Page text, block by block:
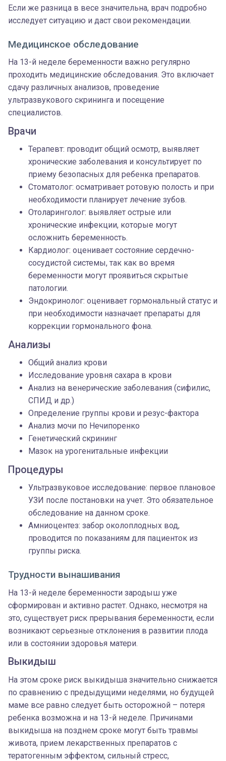
Если же разница в весе значительна, врач подробно
исследует ситуацию и даст свои рекомендации.
Медицинское обследование
На 13-й неделе беременности важно регулярно
проходить медицинские обследования. Это включает
сдачу различных анализов, проведение
ультразвукового скрининга и посещение
специалистов.
Врачи
Терапевт: проводит общий осмотр, выявляет
хронические заболевания и консультирует по
приему безопасных для ребенка препаратов.
Стоматолог: осматривает ротовую полость и при
необходимости планирует лечение зубов.
Отоларинголог: выявляет острые или
хронические инфекции, которые могут
осложнить беременность.
Кардиолог: оценивает состояние сердечно-
сосудистой системы, так как во время
беременности могут проявиться скрытые
патологии.
Эндокринолог: оценивает гормональный статус и
при необходимости назначает препараты для
коррекции гормонального фона.
Анализы
Общий анализ крови
Исследование уровня сахара в крови
Анализ на венерические заболевания (сифилис,
СПИД и др.)
Определение группы крови и резус-фактора
Анализ мочи по Нечипоренко
Генетический скрининг
Мазок на урогенитальные инфекции
Процедуры
Ультразвуковое исследование: первое плановое
УЗИ после постановки на учет. Это обязательное
обследование на данном сроке.
Амниоцентез: забор околоплодных вод,
проводится по показаниям для пациенток из
группы риска.
Трудности вынашивания
На 13-й неделе беременности зародыш уже
сформирован и активно растет. Однако, несмотря на
это, существует риск прерывания беременности, если
возникают серьезные отклонения в развитии плода
или в состоянии здоровья матери.
Выкидыш
На этом сроке риск выкидыша значительно снижается
по сравнению с предыдущими неделями, но будущей
маме все равно следует быть осторожной – потеря
ребенка возможна и на 13-й неделе. Причинами
выкидыша на позднем сроке могут быть травмы
живота, прием лекарственных препаратов с
тератогенным эффектом, сильный стресс,